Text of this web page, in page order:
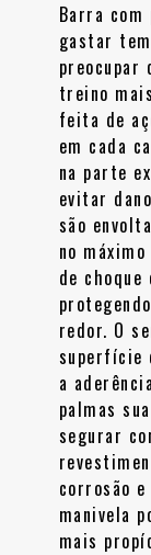
Barra
gastar
preocupar
treino
feita de
em cada
na parte
evitar
são
no
de
redor. O
superfície
a
palmas
segurar
corrosão
manivela
mais